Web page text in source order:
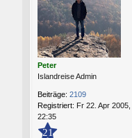
Peter
Islandreise Admin
Beiträge: 2109
Registriert: Fr 22. Apr 2005,
22:35
21